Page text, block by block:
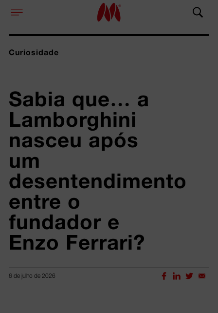
Curiosidade
Sabia que… a
Lamborghini
nasceu após
um
desentendimento
entre o
fundador e
Enzo Ferrari?
6 de julho de 2026